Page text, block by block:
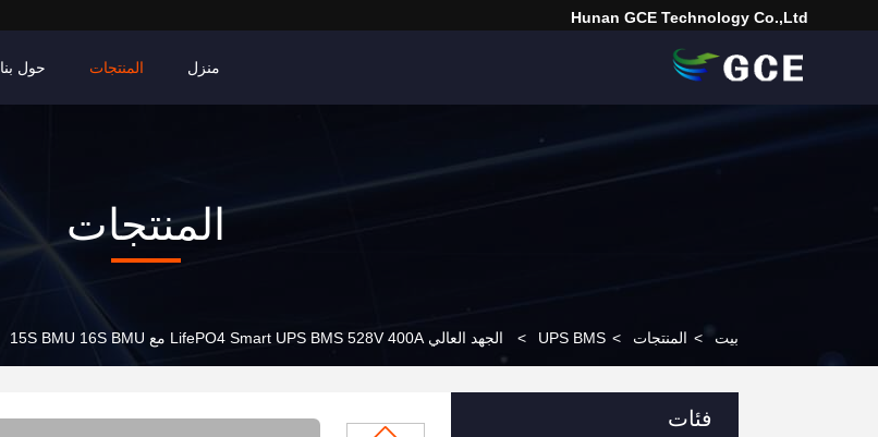
Hunan GCE Technology Co.,Ltd
منزل المنتجات حول بنا
المنتجات
بيت > المنتجات >
UPS BMS
> الجهد العالي LifePO4 Smart UPS BMS 528V 400A مع 15S BMU 16S BMU
فئات